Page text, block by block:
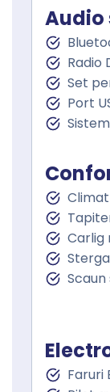
Audio
Radio
Set
Port
Carlig
Faruri